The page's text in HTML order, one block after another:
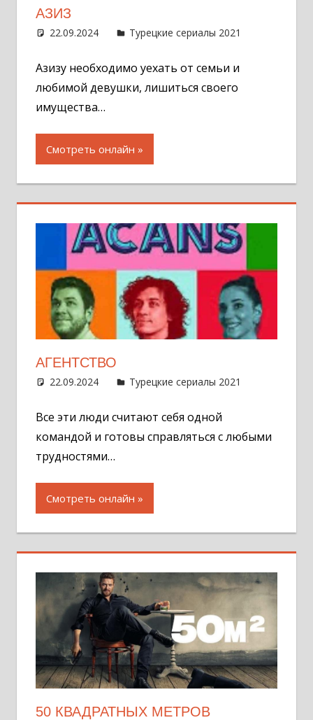
АЗИЗ
22.09.2024 Администратор
Турецкие сериалы 2021
Азизу необходимо уехать от семьи и
любимой девушки, лишиться своего
имущества…
Смотреть онлайн
АГЕНТСТВО
22.09.2024 Администратор
Турецкие сериалы 2021
Все эти люди считают себя одной
командой и готовы справляться с любыми
трудностями…
Смотреть онлайн
50 КВАДРАТНЫХ МЕТРОВ